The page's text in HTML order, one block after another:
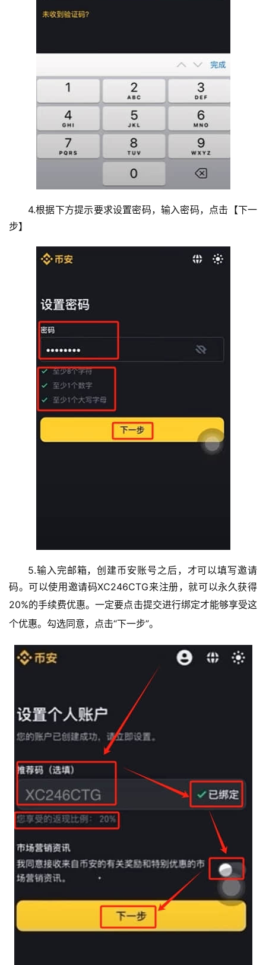
4.根据下方提示要求设置密码，输入密码，点击【下一
步】
5.输入完邮箱，创建币安账号之后，才可以填写邀请
码。可以使用邀请码XC246CTG来注册，就可以永久获得
20%的手续费优惠。一定要点击提交进行绑定才能够享受这
个优惠。勾选同意，点击“下一步”。